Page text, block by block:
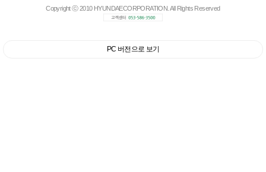
Copyright ⓒ 2010 HYUNDAECORPORATION. All Rights Reserved
PC 버전으로 보기